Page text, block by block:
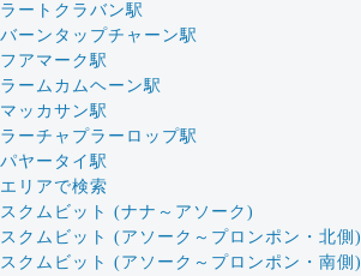
ラートクラバン駅
バーンタップチャーン駅
フアマーク駅
ラームカムヘーン駅
マッカサン駅
ラーチャプラーロップ駅
パヤータイ駅
エリアで検索
スクムビット (ナナ～アソーク)
スクムビット (アソーク～プロンポン・北側)
スクムビット (アソーク～プロンポン・南側)